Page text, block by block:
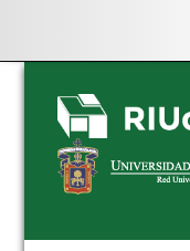
Skip
navigation